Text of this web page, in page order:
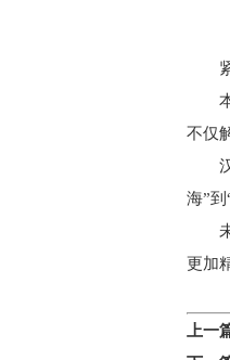
紧
本
不仅
汉
海”
未
更加
上一